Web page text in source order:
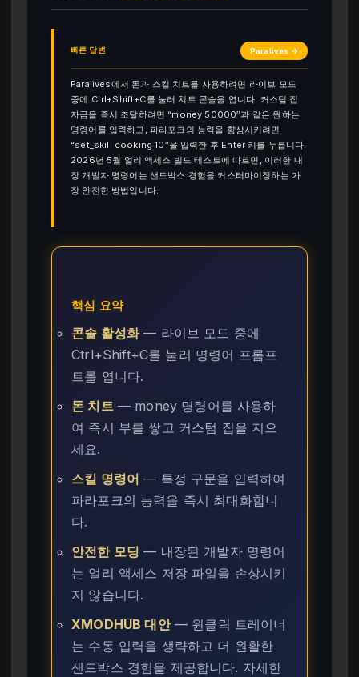
빠른 답변 Paralives →
Paralives에서 돈과 스킬 치트를 사용하려면 라이브 모드
중에 Ctrl+Shift+C를 눌러 치트 콘솔을 엽니다. 커스텀 집
자금을 즉시 조달하려면 “money 50000″과 같은 원하는
명령어를 입력하고, 파라포크의 능력을 향상시키려면
“set_skill cooking 10″을 입력한 후 Enter 키를 누릅니다.
2026년 5월 얼리 액세스 빌드 테스트에 따르면, 이러한 내
장 개발자 명령어는 샌드박스 경험을 커스터마이징하는 가
장 안전한 방법입니다.
핵심 요약
콘솔 활성화— 라이브 모드 중에
Ctrl+Shift+C를 눌러 명령어 프롬프
트를 엽니다.
돈 치트— money 명령어를 사용하
여 즉시 부를 쌓고 커스텀 집을 지으
세요.
스킬 명령어 — 특정 구문을 입력하여
파라포크의 능력을 즉시 최대화합니
다.
안전한 모딩 — 내장된 개발자 명령어
는 얼리 액세스 저장 파일을 손상시키
지 않습니다.
XMODHUB 대안— 원클릭 트레이너
는 수동 입력을 생략하고 더 원활한
샌드박스 경험을 제공합니다. 자세한